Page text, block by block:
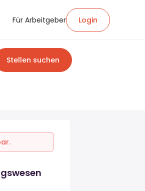
Für Arbeitgeber Login
Stellen suchen